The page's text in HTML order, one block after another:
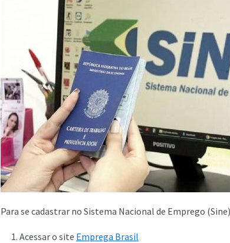
Para se cadastrar no Sistema Nacional de Emprego
Acessar o site Emprega Brasil